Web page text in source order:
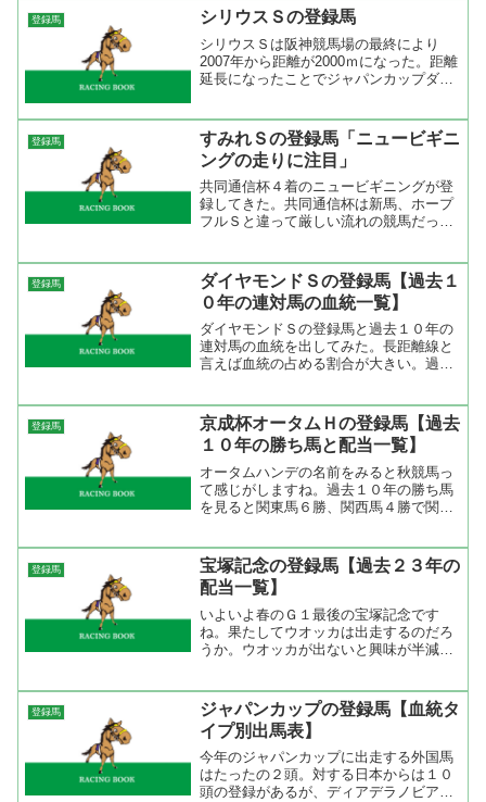
ス。ジャスタウェイにとっては距離が長
いかもしれないが、そこ...
登録馬 シリウスＳの登録馬
シリウスＳは阪神競馬場の最終により
2007年から距離が2000ｍになった。距離
延長になったことでジャパンカップダー
いう名称は消え、新たにチャンピオンズ
と名前を変え中京ダ...
登録馬
すみれＳの登録馬「ニュービギニ
ングの走りに注目」
共同通信杯４着のニュービギニングが登
録してきた。共同通信杯は新馬、ホープ
フルＳと違って厳しい流れの競馬だっ
切ったが一旦下げてというロスのある競
馬は武豊らしくない騎乗だっ...
登録馬
ダイヤモンドＳの登録馬【過去１
０年の連対馬の血統一覧】
ダイヤモンドＳの登録馬と過去１０年の
連対馬の血統を出してみた。長距離線と
言えば血統の占める割合が大きい。過去
系の中でも菊花賞を勝っているダンスイ
ンザダークが長距離向きの...
登録馬
京成杯オータムＨの登録馬【過去
１０年の勝ち馬と配当一覧】
オータムハンデの名前をみると秋競馬っ
て感じがしますね。過去１０年の勝ち馬
を見ると関東馬６勝、関西馬４勝で関東
多い。連に絡んでくるのは関東馬が多い
がそれだけ出走頭数も多い...
登録馬
宝塚記念の登録馬【過去２３年の
配当一覧】
いよいよ春のＧ１最後の宝塚記念です
ね。果たしてウオッカは出走するのだろ
うか。ウオッカが出ないと興味が半減し
みましたが、これをみると人気馬が勝つ
ことがあるけど、時々人気薄...
登録馬
ジャパンカップの登録馬【血統タ
イプ別出馬表】
今年のジャパンカップに出走する外国馬
はたったの２頭。対する日本からは１０
頭の登録があるが、ディアデラノビアと